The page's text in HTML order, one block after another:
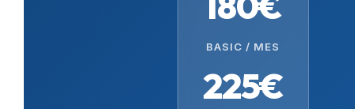
BASIC / MES
225€